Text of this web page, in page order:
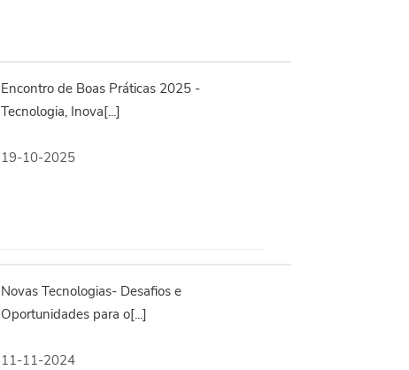
Encontro de Boas Práticas 2025 -
Tecnologia, Inova[...]
19-10-2025
Novas Tecnologias- Desafios e
Oportunidades para o[...]
11-11-2024